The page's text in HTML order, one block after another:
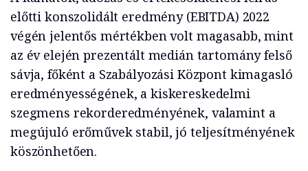
előtti konszolidált eredmény (EBITDA) 2022
végén jelentős mértékben volt magasabb, mint
az év elején prezentált medián tartomány felső
sávja, főként a Szabályozási Központ kimagasló
eredményességének, a kiskereskedelmi
szegmens rekorderedményének, valamint a
megújuló erőművek stabil, jó teljesítményének
köszönhetően.